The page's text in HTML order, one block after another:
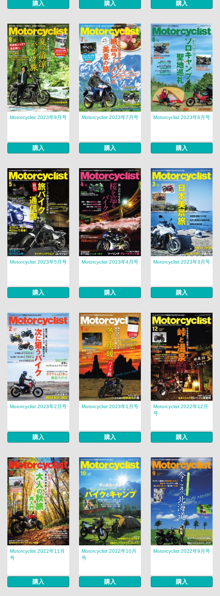
購入 購入 購入
Motorcyclist 2023年8月号
購入
Motorcyclist 2023年7月号
購入
Motorcyclist 2023年6月号
購入
Motorcyclist 2023年5月号
購入
Motorcyclist 2023年4月号
購入
Motorcyclist 2023年3月号
購入
Motorcyclist 2023年2月号
購入
Motorcyclist 2023年1月号
購入
Motorcyclist 2022年12月
号
購入
Motorcyclist 2022年11月
号
購入
Motorcyclist 2022年10月
号
購入
Motorcyclist 2022年9月号
購入